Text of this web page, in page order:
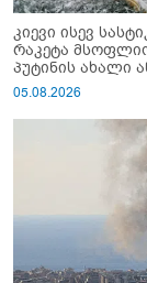
კიევი ისევ
რაკეტა
პუტინის ახალი
05.08.2026